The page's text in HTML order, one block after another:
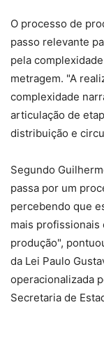
O processo de
passo relevante
pela
metragem. "A
complexidade
articulação de
distribuição e
Segundo
passa por um
percebendo que
mais profissionais
produção",
da Lei Paulo
operacionalizada
Secretaria de